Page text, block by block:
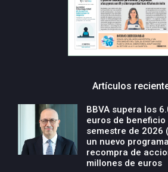
Artículos
BBVA supera los
euros de
semestre de 2026
un nuevo
recompra de
millones de euros